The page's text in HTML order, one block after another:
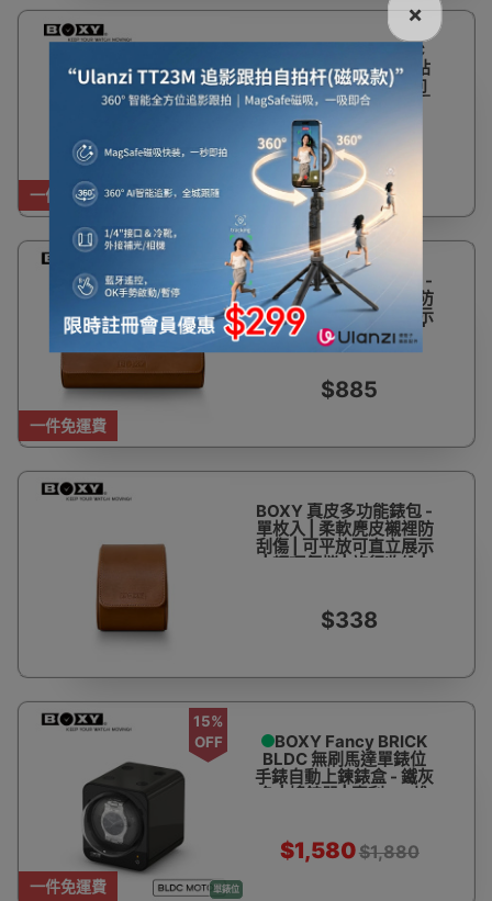
一件免運費 2錶位
BOXY DC-02D S/DC
雙個手錶自動上鍊盒(貼
皮款) - 黑色 | 三種方向
模式 (順/逆/雙向) | 光電
感應精準歸位 | 台灣製造
- 香港代理一年保用
$2,575
一件免運費
BOXY 真皮多功能錶包 -
三枚入 | 柔軟麂皮襯裡防
刮傷 | 可平放可直立展示
| 輕巧便攜 | 旅行收納 |
香港行貨
$885
BOXY 真皮多功能錶包 -
單枚入 | 柔軟麂皮襯裡防
刮傷 | 可平放可直立展示
| 輕巧便攜 | 旅行收納 |
$338
一件免運費 單錶位
15%
OFF
BOXY Fancy BRICK
BLDC 無刷馬達單錶位
手錶自動上鍊錶盒 - 鐵灰
色 | 搖錶器 | 專利DIY堆
港代理一年保用
$1,580$1,880
×